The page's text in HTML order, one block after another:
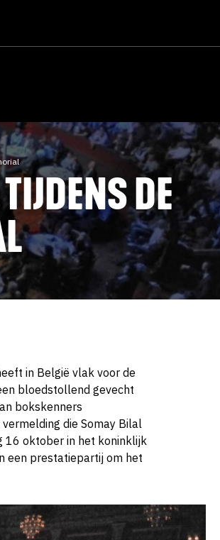
DE
in België vlak voor de
bloedstollend gevecht
bokskenners
die Somay Bilal
16 oktober in het koninklijk
een prestatiepartij om het